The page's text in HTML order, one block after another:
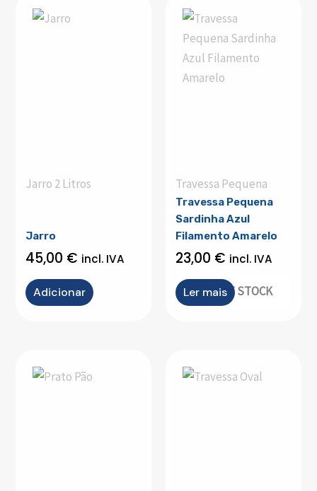
Jarro 2 Litros
Jarro
45,00 € incl. IVA
Adicionar
Travessa Pequena
OUT OF STOCK
Travessa Pequena
Sardinha Azul
Filamento Amarelo
23,00 € incl. IVA
Ler mais